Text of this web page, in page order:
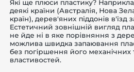
Які ще плюси пластику?
деякі країни (Австралія, Нова
країн), дерев'яних піддонів в'їзд
Естетичний зовнішній вигляд
не йде ні в яке порівняння з
можлива швидка запаювання
без погіршення його механічних
властивостей.